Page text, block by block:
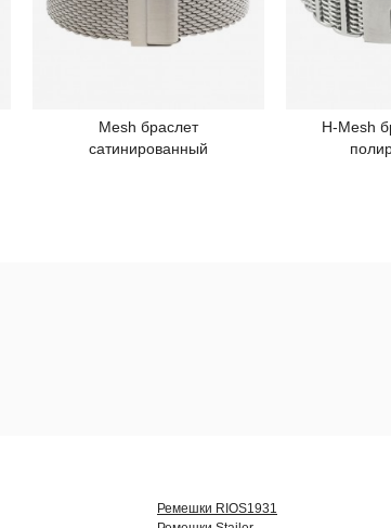
Подробнее
Mesh браслет
сатинированный
H-Mesh
Ремешки RIOS1931